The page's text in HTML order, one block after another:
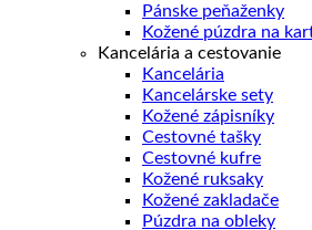
Pánske peňaženky
Kožené púzdra na
Kancelária a cestovanie
Kancelária
Kancelárske sety
Kožené zápisníky
Cestovné tašky
Cestovné kufre
Kožené ruksaky
Kožené zakladače
Púzdra na obleky